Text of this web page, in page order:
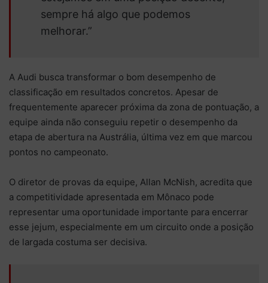
sempre há algo que podemos
melhorar.”
A Audi busca transformar o bom desempenho de
classificação em resultados concretos. Apesar de
frequentemente aparecer próxima da zona de pontuação, a
equipe ainda não conseguiu repetir o desempenho da
etapa de abertura na Austrália, última vez em que marcou
pontos no campeonato.
O diretor de provas da equipe, Allan McNish, acredita que
a competitividade apresentada em Mônaco pode
representar uma oportunidade importante para encerrar
esse jejum, especialmente em um circuito onde a posição
de largada costuma ser decisiva.